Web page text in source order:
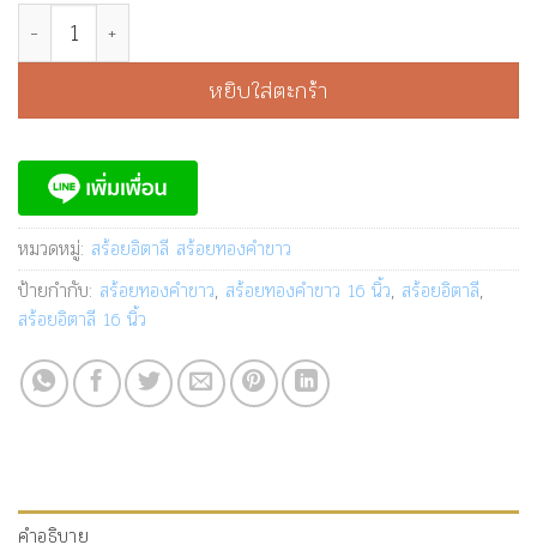
จำนวน สร้อยทองคำขาว สร้อยอิตาลี Twisted Box | 18-2 ชิ้น
หยิบใส่ตะกร้า
หมวดหมู่: สร้อยอิตาลี สร้อยทองคำขาว
ป้ายกำกับ: สร้อยทองคำขาว, สร้อยทองคำขาว 16 นิ้ว, สร้อยอิตาลี,
สร้อยอิตาลี 16 นิ้ว
คำอธิบาย